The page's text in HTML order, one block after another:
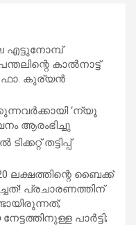
എട്ടുനോമ്പ്
കാൽനാട്ട്
കുര്യൻ
‘ന്യൂ
ആരംഭിച്ചു
തട്ടിപ്പ്
ലക്ഷത്തിന്റെ ബൈക്ക്
പ്രചാരണത്തിന്
പാര്‍ട്ടി;